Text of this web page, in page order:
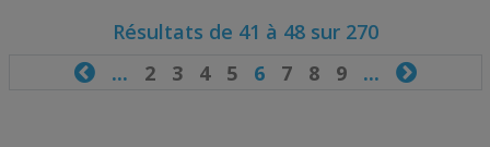
Résultats de 41 à 48 sur 270
... 2 3 4 56 7 8 9... 